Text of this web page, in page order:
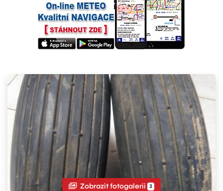
Zobrazit fotogalerii 3